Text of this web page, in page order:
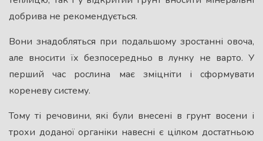
добрива не рекомендується.
Вони знадобляться при подальшому зростанні овоча,
але вносити їх безпосередньо в лунку не варто. У
перший час рослина має зміцніти і сформувати
кореневу систему.
Тому ті речовини, які були внесені в грунт восени і
трохи доданої органіки навесні є цілком достатньою